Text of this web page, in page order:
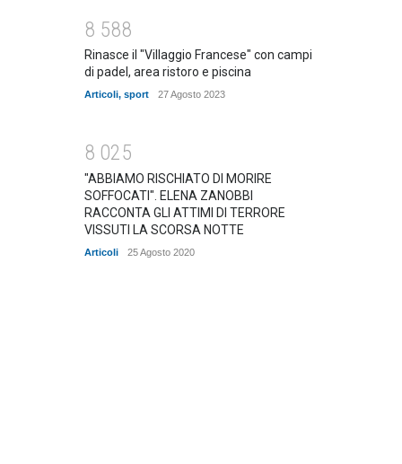
8 588
Rinasce il "Villaggio Francese" con campi
di padel, area ristoro e piscina
Articoli, sport 27 Agosto 2023
8 025
"ABBIAMO RISCHIATO DI MORIRE
SOFFOCATI". ELENA ZANOBBI
RACCONTA GLI ATTIMI DI TERRORE
VISSUTI LA SCORSA NOTTE
Articoli 25 Agosto 2020